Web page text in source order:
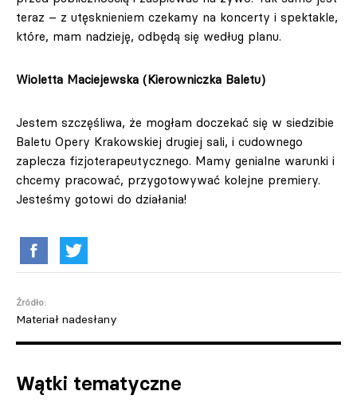
teraz – z utęsknieniem czekamy na koncerty i spektakle,
które, mam nadzieję, odbędą się według planu.
Wioletta Maciejewska (Kierowniczka Baletu)
Jestem szczęśliwa, że mogłam doczekać się w siedzibie
Baletu Opery Krakowskiej drugiej sali, i cudownego
zaplecza fizjoterapeutycznego. Mamy genialne warunki i
chcemy pracować, przygotowywać kolejne premiery.
Jesteśmy gotowi do działania!
Źródło:
Materiał nadesłany
Wątki tematyczne